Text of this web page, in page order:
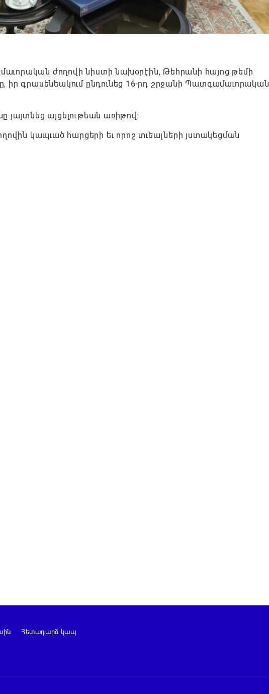
ժողովի նիստի նախօրէին, Թեհրանի հայոց թեմի
իր գրասենեակում ընդունեց 16-րդ շրջանի Պատգամաւորական
յայտնեց այցելութեան առիթով:
կապւած հարցերի եւ որոշ տւեալների յստակեցման
Հետադարձ կապ